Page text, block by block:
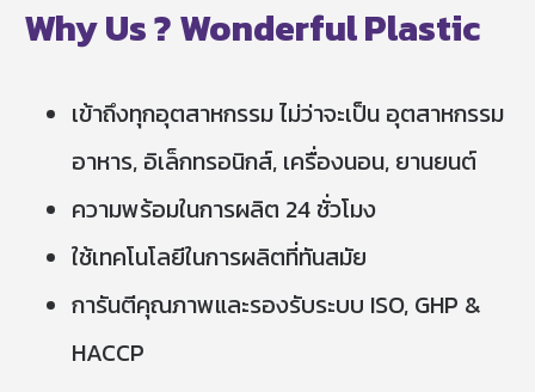
Why Us ? Wonderful Plastic
เข้าถึงทุกอุตสาหกรรม ไม่ว่าจะเป็น อุตสาหกรรม
อาหาร, อิเล็กทรอนิกส์, เครื่องนอน, ยานยนต์
ความพร้อมในการผลิต 24 ชั่วโมง
ใช้เทคโนโลยีในการผลิตที่ทันสมัย
การันตีคุณภาพและรองรับระบบ ISO, GHP &
HACCP